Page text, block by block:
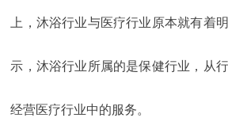
上，沐浴行业与医疗行业原本就有着
示，沐浴行业所属的是保健行业，从
经营医疗行业中的服务。